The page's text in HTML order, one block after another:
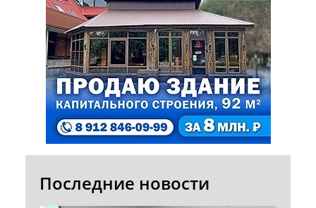
Последние новости